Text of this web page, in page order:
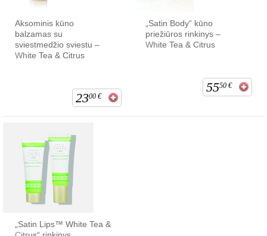
Aksominis kūno
balzamas su
sviestmedžio sviestu –
White Tea & Citrus
2300 €
„Satin Body“ kūno
priežiūros rinkinys –
White Tea & Citrus
5550 €
„Satin Lips™ White Tea &